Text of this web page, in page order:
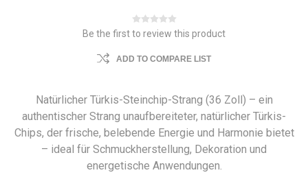
Be the first to review this product
ADD TO COMPARE LIST
Natürlicher Türkis-Steinchip-Strang (36 Zoll) – ein
authentischer Strang unaufbereiteter, natürlicher Türkis-
Chips, der frische, belebende Energie und Harmonie bietet
– ideal für Schmuckherstellung, Dekoration und
energetische Anwendungen.